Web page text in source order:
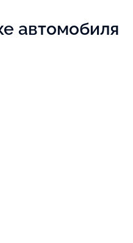
автомобиля